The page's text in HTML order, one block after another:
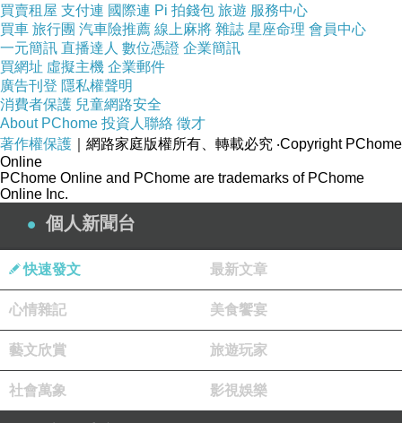
同之處也相當有趣。
松本城在1930年被指定為日本國家史蹟、1936年松本城天
守、乾小天守、渡櫓、辰巳附櫓和月見櫓等五棟建築，依照當
時的國寶保存法指定為國寶。1952年依照新頒布的文化財保護
法也被指定為國寶。
這裡保留了許多江戶時代的珍貴繪圖等收藏品與繪畫，不定期
舉辦各式活動讓民眾可以親自感受傳統文化之美。
圖片來源: https://www.matsumoto-castle.jp/about/tower
http://www.matsumoto-castle.jp/lang/tc
2.愛知縣犬山市：犬山城
據傳犬山城建於1537年，是日本現存木造天守中最古老的一
買賣租屋 支付連 國際連 Pi 拍錢包 旅遊 服務中心
買車 旅行團 汽車險推薦 線上麻將 雜誌 星座命理 會員中心
一元簡訊 直播達人 數位憑證 企業簡訊
買網址 虛擬主機 企業郵件
廣告刊登 隱私權聲明
消費者保護 兒童網路安全
About PChome 投資人聯絡 徵才
著作權保護 ｜網路家庭版權所有、轉載必究 ‧Copyright PChome
Online
PChome Online and PChome are trademarks of PChome
Online Inc.
個人新聞台
快速發文 最新文章
心情雜記 美食饗宴
藝文欣賞 旅遊玩家
社會萬象 影視娛樂